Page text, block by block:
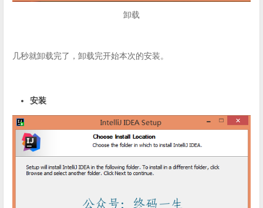
卸载
几秒就卸载完了，卸载完开始本次的安装。
安装